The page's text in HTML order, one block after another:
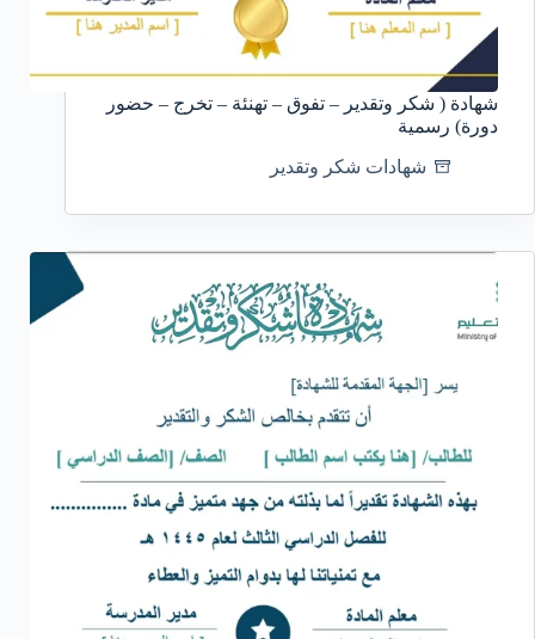
شهادة ( شكر وتقدير – تفوق – تهنئة – تخرج – حضور
دورة) رسمية
شهادات شكر وتقدير